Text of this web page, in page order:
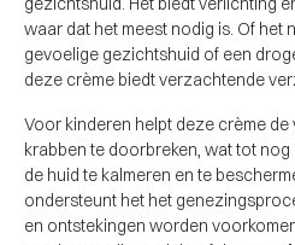
waar dat het meest nodig is. Of het
gevoelige gezichtshuid of een
deze crème biedt verzachtende
Voor kinderen helpt deze crème
krabben te doorbreken, wat tot
de huid te kalmeren en te
ondersteunt het het
en ontstekingen worden